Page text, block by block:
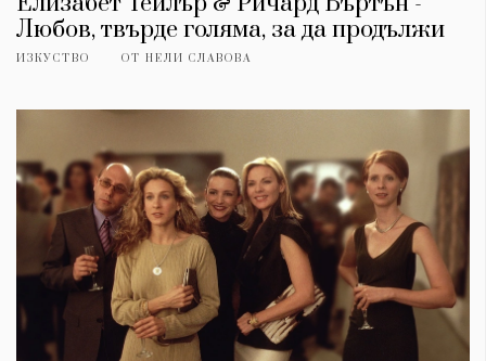
Любов, твърде голяма, за да продължи
ИЗКУСТВО ОТ НЕЛИ СЛАВОВА